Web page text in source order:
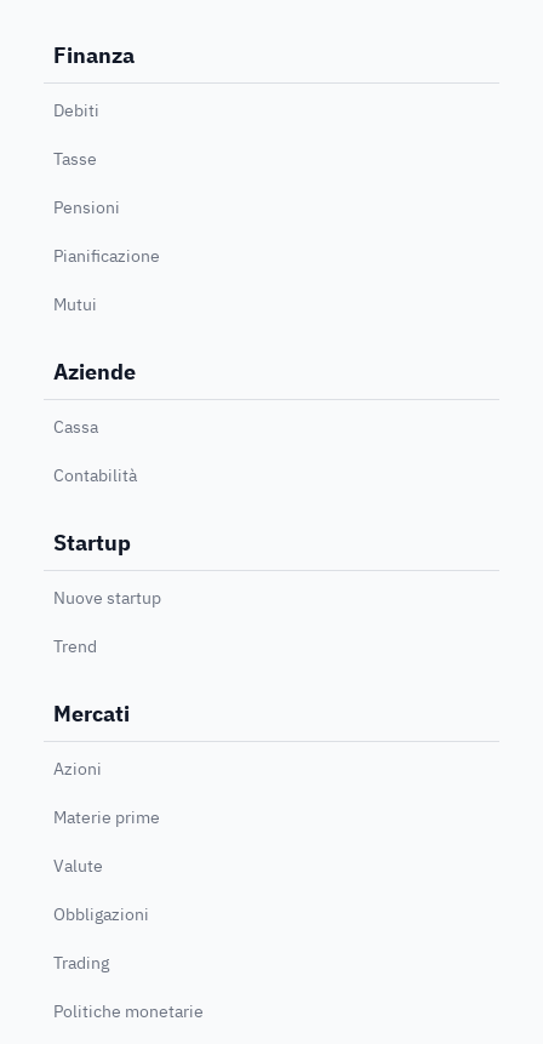
Finanza
Debiti
Tasse
Pensioni
Pianificazione
Mutui
Aziende
Cassa
Contabilità
Startup
Nuove startup
Trend
Mercati
Azioni
Materie prime
Valute
Obbligazioni
Trading
Politiche monetarie